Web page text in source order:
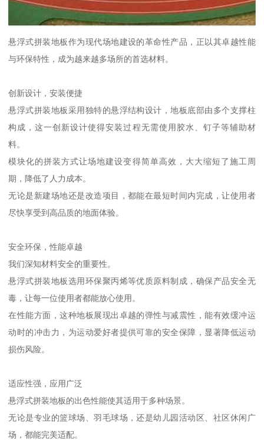
悬浮式拼装地板作为现代场地建设的革命性产品，正以其卓越性能
与环保特性，成为越来越多场所的首选材料。
创新设计，安装便捷
悬浮式拼装地板采用独特的悬浮结构设计，地板底部由多个支撑柱
构成，这一创新设计使得安装过程无需使用胶水、钉子等辅助材
料。
模块化的拼装方式让场地建设变得简单高效，大大缩短了施工周
期，降低了人力成本。
无论是新建场地还是改造项目，都能在最短时间内完成，让使用者
尽快享受到高品质的地面体验。
安全环保，性能卓越
我们深知材料安全的重要性。
悬浮式拼装地板选用环保聚丙烯等优质原料制成，确保产品安全无
毒，让每一位使用者都能放心使用。
在性能方面，这种地板展现出卓越的弹性与减震性，能有效缓冲运
动时的冲击力，为运动爱好者提供可靠的安全保障，显著降低运动
损伤风险。
适应性强，应用广泛
悬浮式拼装地板的出色性能使其适用于多种场景。
无论是专业的篮球场、羽毛球场，还是幼儿园活动区、社区休闲广
场，都能完美适配。